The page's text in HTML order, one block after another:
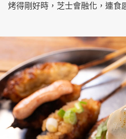
烤得剛好時，芝士會融化，連食